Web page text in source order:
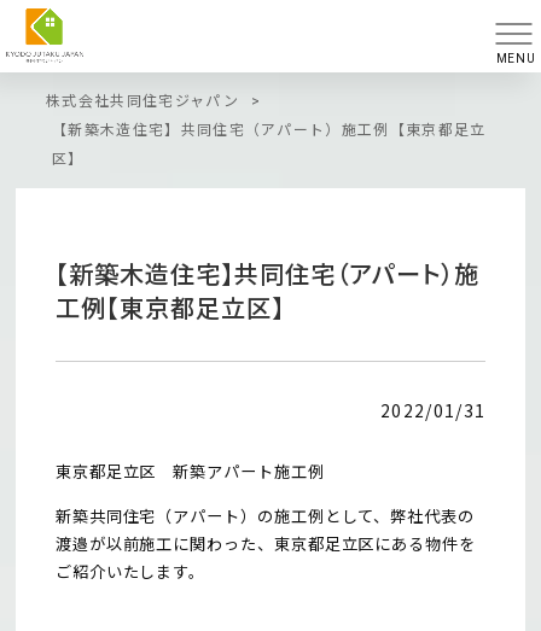
MENU
株式会社共同住宅ジャパン
>
【新築木造住宅】共同住宅（アパート）施工例【東京都足立
区】
【新築木造住宅】共同住宅（アパート）施
工例【東京都足立区】
2022/01/31
東京都足立区 新築アパート施工例
新築共同住宅（アパート）の施工例として、弊社代表の
渡邉が以前施工に関わった、東京都足立区にある物件を
ご紹介いたします。